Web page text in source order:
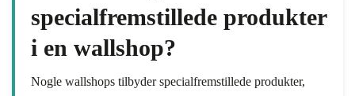
specialfremstillede produkter
i en wallshop?
Nogle wallshops tilbyder specialfremstillede produkter,